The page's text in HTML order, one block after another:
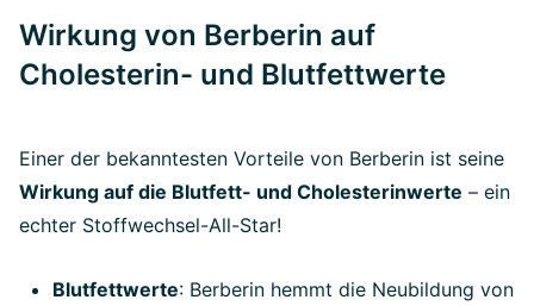
Wirkung von Berberin auf
Cholesterin- und Blutfettwerte
Einer der bekanntesten Vorteile von Berberin ist seine
Wirkung auf die Blutfett- und Cholesterinwerte – ein
echter Stoffwechsel-All-Star!
Blutfettwerte: Berberin hemmt die Neubildung von